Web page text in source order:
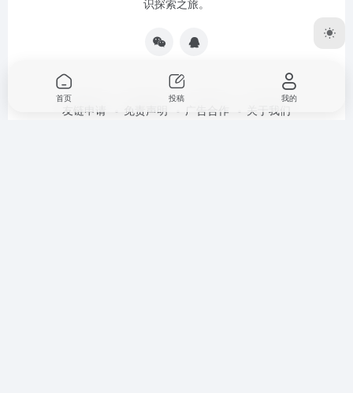
识探索之旅。
友链申请 免责声明 广告合作 关于我们
首页 投稿 我的